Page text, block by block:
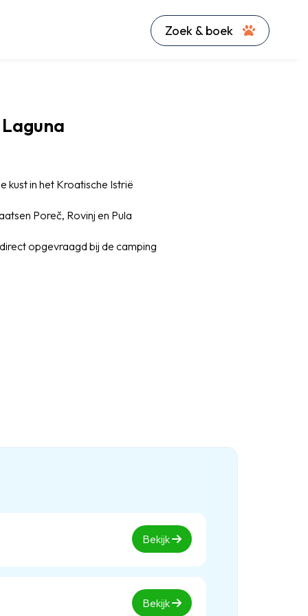
Zoek & boek
kust in het Kroatische Istrië
Poreč, Rovinj en Pula
opgevraagd bij de camping
Bekijk
Bekijk